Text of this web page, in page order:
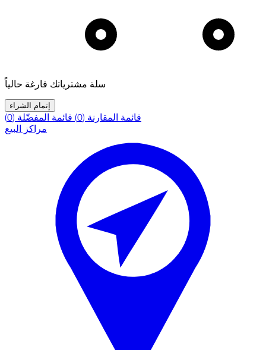
سلة مشترياتك فارغة حالياً
إتمام الشراء
قائمة المقارنة (0)
قائمة المفضّلة (0)
مراكز البيع